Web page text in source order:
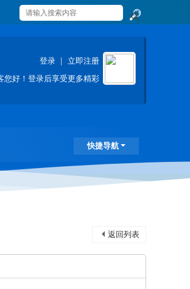
索
登录
立即注册
您好！登录后享受更多精彩
快捷导航
返回列表